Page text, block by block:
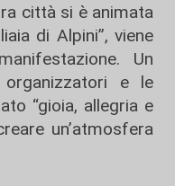
città si è animata
di Alpini”, viene
Un
e le
“gioia, allegria e
un’atmosfera